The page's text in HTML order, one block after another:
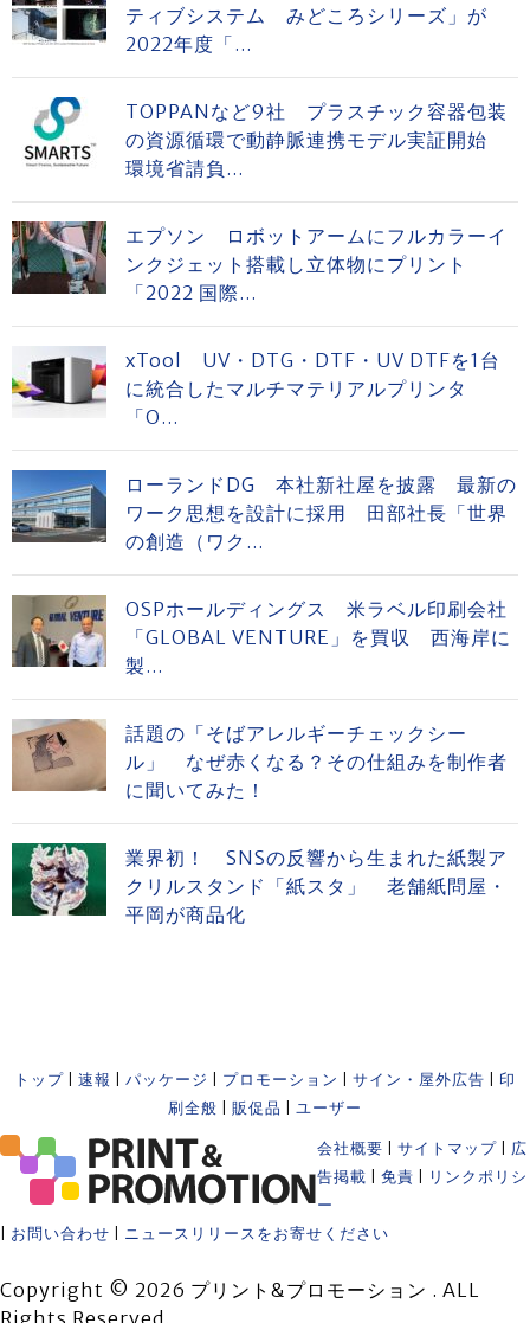
ティブシステム みどころシリーズ」が
2022年度「...
TOPPANなど9社 プラスチック容器包装
の資源循環で動静脈連携モデル実証開始
環境省請負...
エプソン ロボットアームにフルカラーイ
ンクジェット搭載し立体物にプリント
「2022 国際...
xTool UV・DTG・DTF・UV DTFを1台
に統合したマルチマテリアルプリンタ
「O...
ローランドDG 本社新社屋を披露 最新の
ワーク思想を設計に採用 田部社長「世界
の創造（ワク...
OSPホールディングス 米ラベル印刷会社
「GLOBAL VENTURE」を買収 西海岸に
製...
話題の「そばアレルギーチェックシー
ル」 なぜ赤くなる？その仕組みを制作者
に聞いてみた！
業界初！ SNSの反響から生まれた紙製ア
クリルスタンド「紙スタ」 老舗紙問屋・
平岡が商品化
トップ 速報 パッケージ プロモーション サイン・屋外広告
印
刷全般
販促品 ユーザー
会社概要 サイトマップ
広
告掲載
免責
リンクポリシ
ー
お問い合わせ ニュースリリースをお寄せください
Copyright © 2026 プリント&プロモーション . ALL
Rights Reserved.